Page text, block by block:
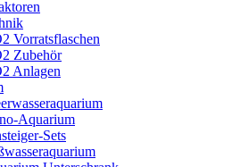
Vorratsflaschen
Zubehör
Anlagen
Aquarium
Sets